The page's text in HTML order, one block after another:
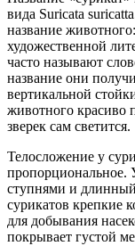
вида Suricata
название
художественной
часто называют
название они
вертикальной
животного красиво
зверек сам светится.
Телосложение у
пропорциональное.
ступнями и
сурикатов крепкие
для добывания
покрывает густой